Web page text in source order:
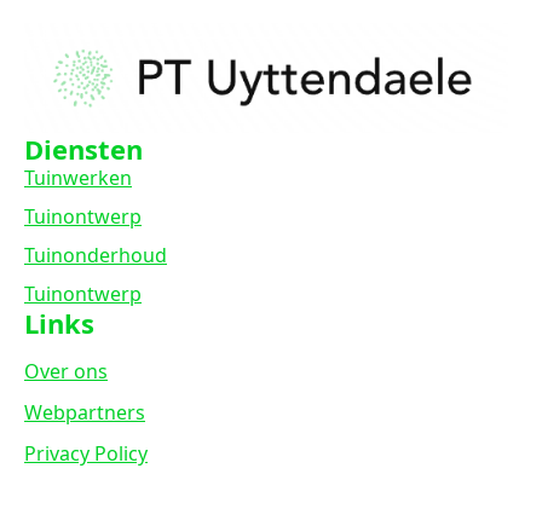
Diensten
Tuinwerken
Tuinontwerp
Tuinonderhoud
Tuinontwerp
Links
Over ons
Webpartners
Privacy Policy